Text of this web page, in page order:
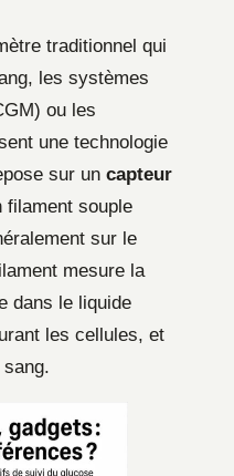
traditionnel qui
les systèmes
ou les
une technologie
sur un capteur
filament souple
sur le
mesure la
dans le liquide
les cellules, et